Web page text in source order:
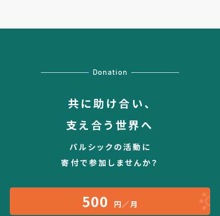
Donation
共に助け合い、
支え合う世界へ
パルシックの活動に
寄付で参加しませんか？
500 円／月